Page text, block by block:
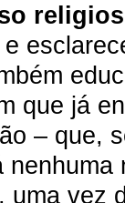
que já
– que,
uma vez